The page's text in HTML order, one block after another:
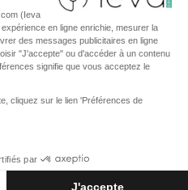
(Ieva
en ligne enrichie, mesurer la
des messages publicitaires en ligne
"J'accepte" ou d'accéder à un contenu
signifie que vous acceptez le
cliquez sur le lien 'Préférences de
par
J'accepte
|ES|EN
CONDITIONS
POLICY
all rights reserved